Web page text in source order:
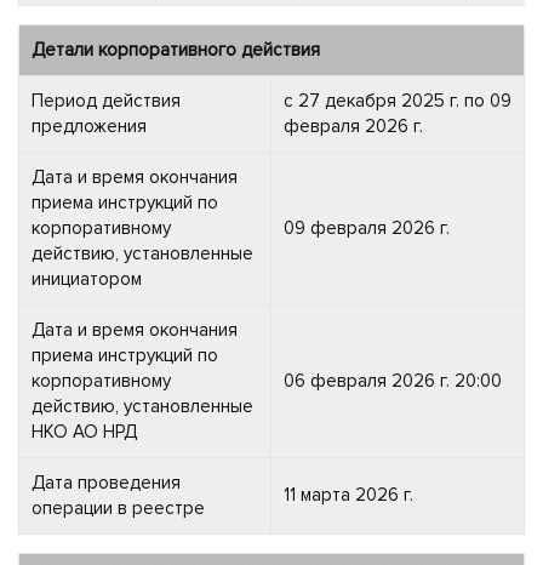
Детали корпоративного действия
Период действия
предложения
с 27 декабря 2025 г. по 09
февраля 2026 г.
Дата и время окончания
приема инструкций по
корпоративному
действию, установленные
инициатором
09 февраля 2026 г.
Дата и время окончания
приема инструкций по
корпоративному
действию, установленные
НКО АО НРД
06 февраля 2026 г. 20:00
Дата проведения
операции в реестре
11 марта 2026 г.